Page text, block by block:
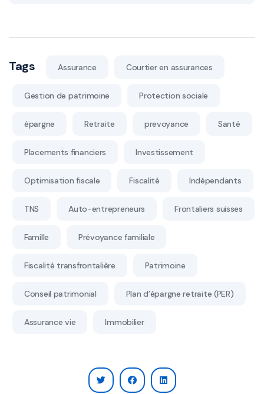
Tags Assurance Courtier en assurances
Gestion de patrimoine Protection sociale
épargne Retraite prevoyance Santé
Placements financiers Investissement
Optimisation fiscale Fiscalité Indépendants
TNS Auto-entrepreneurs Frontaliers suisses
Famille Prévoyance familiale
Fiscalité transfrontalière Patrimoine
Conseil patrimonial Plan d’épargne retraite (PER)
Assurance vie Immobilier